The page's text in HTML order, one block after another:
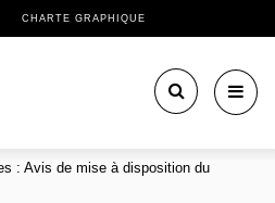
CHARTE GRAPHIQUE
: Avis de mise à disposition du